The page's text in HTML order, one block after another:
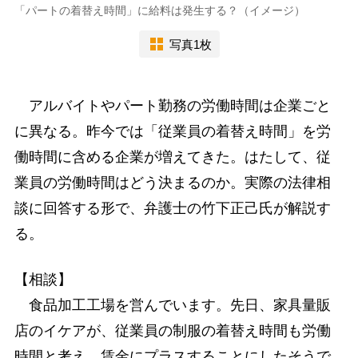
「パートの着替え時間」に給料は発生する？（イメージ）
写真1枚
アルバイトやパート勤務の労働時間は企業ごと
に異なる。昨今では「従業員の着替え時間」を労
働時間に含める企業が増えてきた。はたして、従
業員の労働時間はどう決まるのか。実際の法律相
談に回答する形で、弁護士の竹下正己氏が解説す
る。
【相談】
食品加工工場を営んでいます。先日、家具量販
店のイケアが、従業員の制服の着替え時間も労働